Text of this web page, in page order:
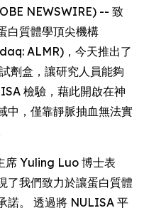
NEWSWIRE) -- 致
白質體學頂尖機構
ALMR)，今天推出了
劑盒，讓研究人員能夠
檢驗，藉此開啟在神
中，僅靠靜脈抽血無法實
席 Yuling Luo 博士表
了我們致力於讓蛋白質體
諾。 透過將 NULISA 平